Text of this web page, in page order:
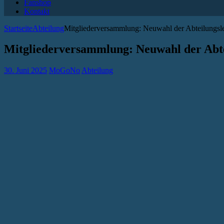
Fanshop
Kontakt
StartseiteAbteilungMitgliederversammlung: Neuwahl der
Mitgliederversammlung: Neuwahl der
30. Juni 2025 MoGoNo Abteilung